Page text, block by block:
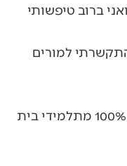
ברוב טיפשותי
למורים
אני לא אשכח ששנה לאחר הסיפור הזה הייתה הופעה בבית הספר בסוף השנה שבה הופיעו 100% מתלמידי בית